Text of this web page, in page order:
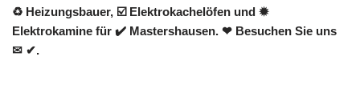
♻ Heizungsbauer, ☑️ Elektrokachelöfen und ✹
Elektrokamine für ✔️ Mastershausen. ❤ Besuchen Sie uns
✉ ✔.